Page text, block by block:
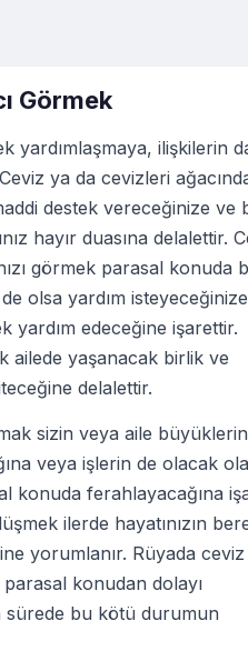
Görmek
yardımlaşmaya, ilişkilerin
ya da cevizleri
destek vereceğinize ve
hayır duasına delalettir.
görmek parasal konuda
olsa yardım
yardım edeceğine işarettir.
ailede yaşanacak birlik ve
delalettir.
sizin veya aile
veya işlerin de olacak
konuda ferahlayacağına
ilerde hayatınızın
yorumlanır. Rüyada ceviz
parasal konudan dolayı
sürede bu kötü durumun